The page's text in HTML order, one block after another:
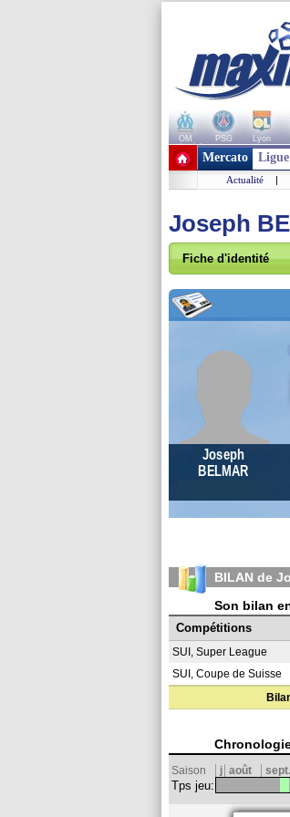
OM PSG Lyon
+ de clubs
Mercato
Actualité |
Joseph
Fiche d'identité
Joseph
BELMAR
BILAN de
Son bilan
Compétitions
SUI, Super League
SUI, Coupe de Suisse
Saison j août sept.
Tps jeu: